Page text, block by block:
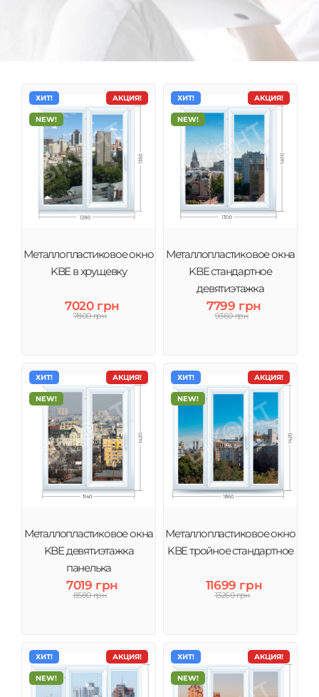
Металлопластиковые окна KBE
качеством, исключительной надежностью и
техническими инновациями.
АКЦИЯ!
ХИТ!
NEW!
Металлопластиковое окно
KBE в хрущевку
7020 грн
7800 грн
АКЦИЯ!
ХИТ!
NEW!
Металлопластиковое окна
KBE стандартное
девятиэтажка
7799 грн
9360 грн
АКЦИЯ!
ХИТ!
NEW!
Металлопластиковое окна
KBE девятиэтажка
панелька
7019 грн
8580 грн
АКЦИЯ!
ХИТ!
NEW!
Металлопластиковое окно
KBE тройное стандартное
11699 грн
13260 грн
АКЦИЯ!
ХИТ!
NEW!
АКЦИЯ!
ХИТ!
NEW!